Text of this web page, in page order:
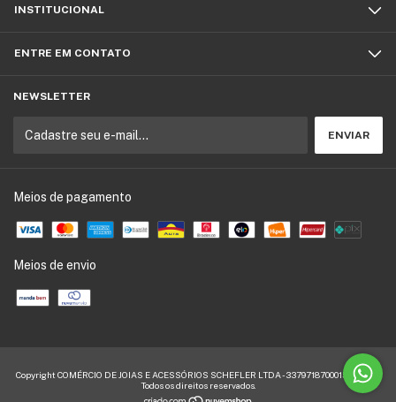
INSTITUCIONAL
ENTRE EM CONTATO
NEWSLETTER
Meios de pagamento
Meios de envio
Copyright COMÉRCIO DE JOIAS E ACESSÓRIOS SCHEFLER LTDA - 33797187000155 - 2026.
Todos os direitos reservados.